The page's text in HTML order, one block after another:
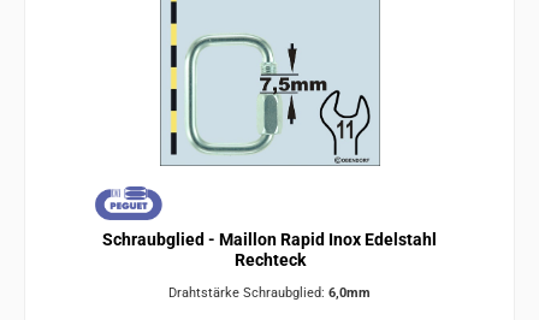
Schraubglied - Maillon Rapid Inox Edelstahl
Rechteck
Drahtstärke Schraubglied: 6,0mm